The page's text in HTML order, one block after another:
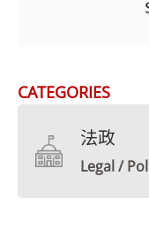
CATEGORIES
法政
Legal /